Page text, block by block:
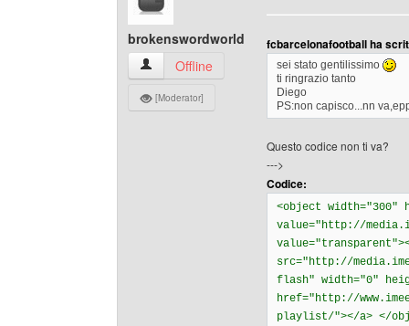
brokenswordworld
brokenswordworld Profilo
Offline
[Moderator]
fcbarcelonafootball ha
sei stato gentilissimo
ti ringrazio tanto
Diego
PS:non capisco...nn
Questo codice non ti va?
--->
Codice:
<object width="300"
value="http://
value="transparent"></
src="http://
flash" width="0"
href="http://
playlist/"></a> </